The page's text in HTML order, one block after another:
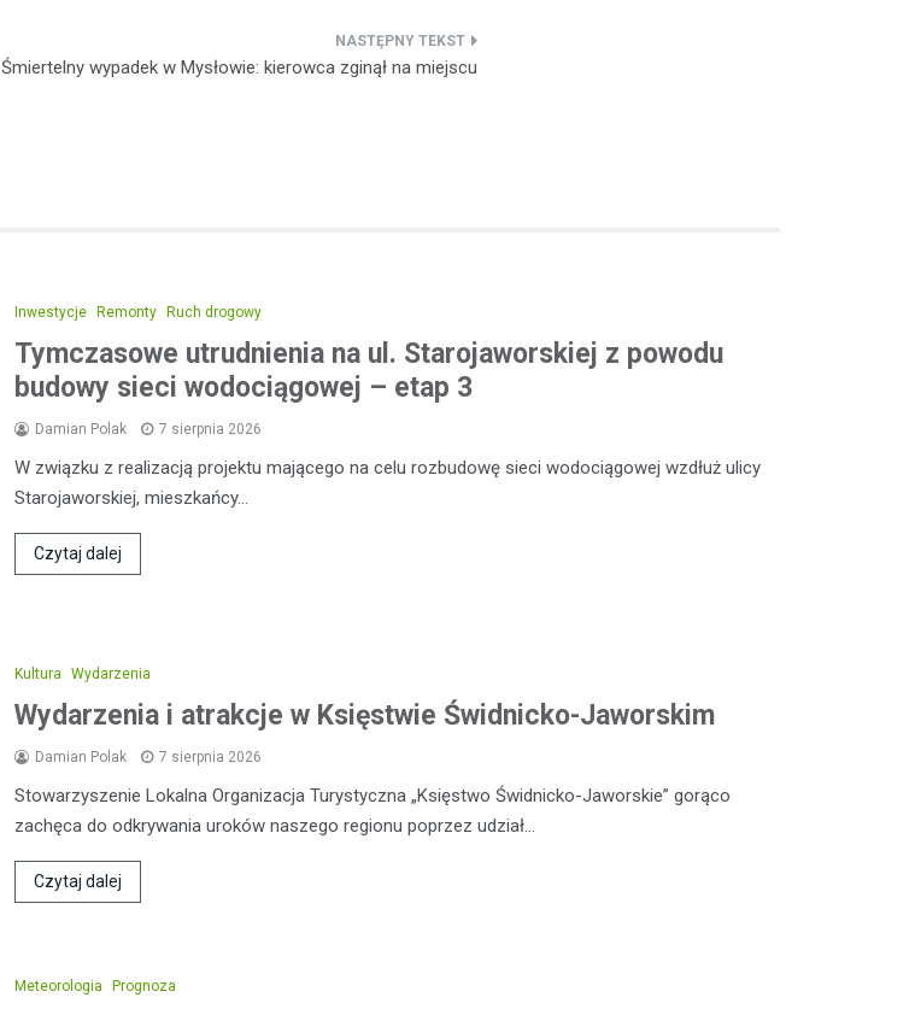
Śmiertelny wypadek w Mysłowie: kierowca zginął na miejscu
Inwestycje Remonty Ruch drogowy
Tymczasowe utrudnienia na ul. Starojaworskiej z powodu
budowy sieci wodociągowej – etap 3
Damian Polak 7 sierpnia 2026
W związku z realizacją projektu mającego na celu rozbudowę sieci wodociągowej wzdłuż ulicy
Starojaworskiej, mieszkańcy…
Czytaj dalej
Kultura Wydarzenia
Wydarzenia i atrakcje w Księstwie Świdnicko-Jaworskim
Damian Polak 7 sierpnia 2026
Stowarzyszenie Lokalna Organizacja Turystyczna „Księstwo Świdnicko-Jaworskie” gorąco
zachęca do odkrywania uroków naszego regionu poprzez udział…
Czytaj dalej
Meteorologia Prognoza